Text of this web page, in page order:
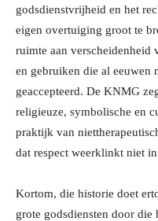
godsdienstvrijheid en het
eigen overtuiging groot te
ruimte aan verscheidenheid
en gebruiken die al eeuwen
geaccepteerd. De KNMG
religieuze, symbolische en
praktijk van
dat respect weerklinkt niet in
Kortom, die historie doet
grote godsdiensten door